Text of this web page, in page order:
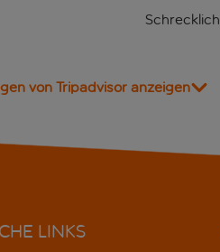
Schrecklich
von Tripadvisor anzeigen
LINKS